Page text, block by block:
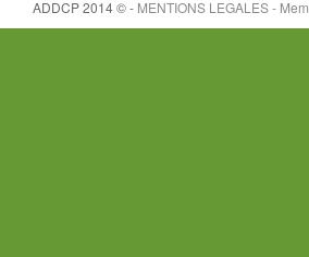
ADDCP 2014 © - MENTIONS LEGALES -